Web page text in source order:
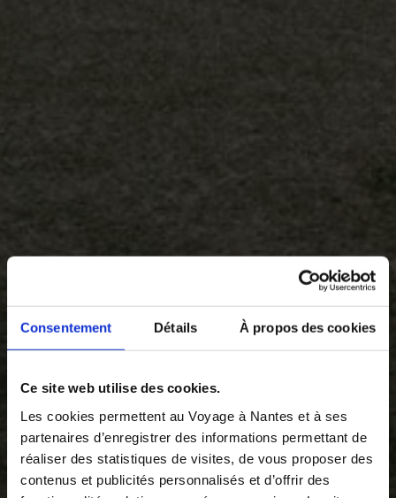
Consentement Détails À propos des cookies
Ce site web utilise des cookies.
Les cookies permettent au Voyage à Nantes et à ses
partenaires d’enregistrer des informations permettant de
réaliser des statistiques de visites, de vous proposer des
contenus et publicités personnalisés et d’offrir des